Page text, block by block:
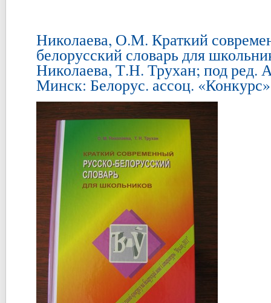
Николаева, О.М. Краткий
белорусский словарь для
Николаева, Т.Н. Трухан; под ред.
Минск: Белорус. ассоц.